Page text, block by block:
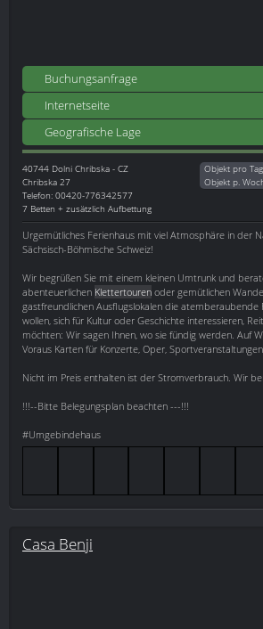
Buchungsanfrage
Internetseite
Geografische Lage
40744 Dolni Chribska - CZ
Chribska 27
Telefon: 00420-776342577
7 Betten + zusätzlich Aufbettung
Objekt pro
Objekt p.
Urgemütliches Ferienhaus mit viel Atmosphäre in der
Sächsisch-Böhmische Schweiz!
Wir begrüßen Sie mit einem kleinen Umtrunk und
abenteuerlichen Klettertouren oder gemütlichen
gastfreundlichen Ausflugslokalen die atemberaubende
wollen, sich für Kultur oder Geschichte interessieren,
möchten: Wir sagen Ihnen, wo sie fündig werden. Auf
Voraus Karten für Konzerte, Oper,
Nicht im Preis enthalten ist der Stromverbrauch. Wir
!!!--Bitte Belegungsplan beachten ---!!!
#Umgebindehaus
Casa Benji